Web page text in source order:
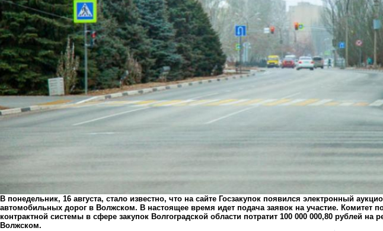
В понедельник, 16 августа, стало известно, что на сайте Госзакупок появился электронный
автомобильных дорог в Волжском. В настоящее время идет подача заявок на участие. Комитет
контрактной системы в сфере закупок Волгоградской области потратит 100 000 000,80 рублей на
Волжском.